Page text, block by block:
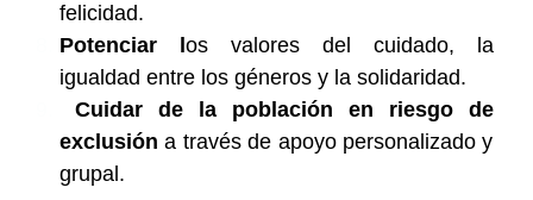
felicidad.
Potenciar l os valores del cuidado, la
igualdad entre los géneros y la solidaridad.
Cuidar de la población en riesgo de
exclusión a través de apoyo personalizado y
grupal.